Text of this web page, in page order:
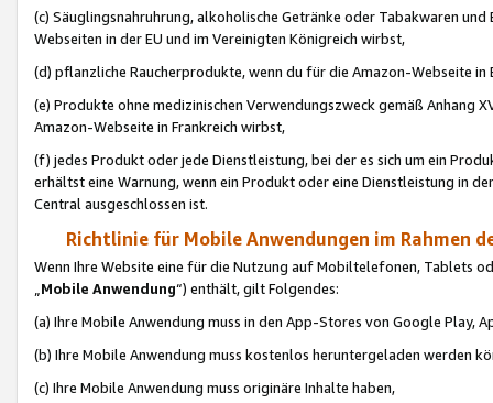
(c) Säuglingsnahruhrung, alkoholische Getränke oder Tabakwaren
Webseiten in der EU und im Vereinigten Königreich wirbst,
(d) pflanzliche Raucherprodukte, wenn du für die Amazon-Webseite in
(e) Produkte ohne medizinischen Verwendungszweck gemäß Anhang
Amazon-Webseite in Frankreich wirbst,
(f) jedes Produkt oder jede Dienstleistung, bei der es sich um ein
erhältst eine Warnung, wenn ein Produkt oder eine Dienstleistung in
Central ausgeschlossen ist.
Richtlinie für Mobile Anwendungen im Rahmen
Wenn Ihre Website eine für die Nutzung auf Mobiltelefonen, Tablets
„Mobile Anwendung“) enthält, gilt Folgendes:
(a) Ihre Mobile Anwendung muss in den App-Stores von Google Play,
(b) Ihre Mobile Anwendung muss kostenlos heruntergeladen werden
(c) Ihre Mobile Anwendung muss originäre Inhalte haben,